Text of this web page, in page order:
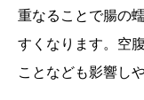
重なることで腸の
すくなります。空
ことなども影響し